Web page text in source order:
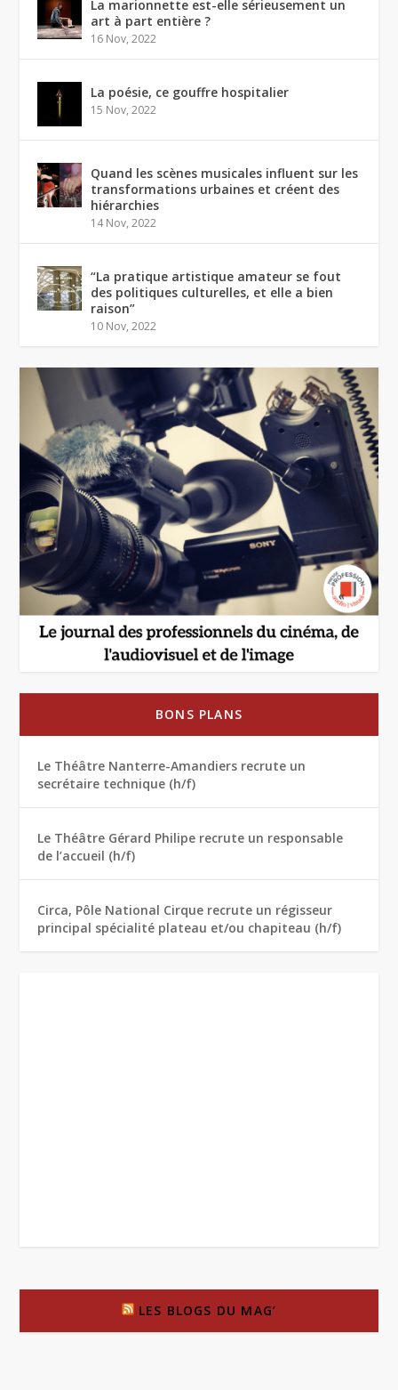
La marionnette est-elle sérieusement un
art à part entière ?
16 Nov, 2022
La poésie, ce gouffre hospitalier
15 Nov, 2022
Quand les scènes musicales influent sur les
transformations urbaines et créent des
hiérarchies
14 Nov, 2022
“La pratique artistique amateur se fout
des politiques culturelles, et elle a bien
raison”
10 Nov, 2022
BONS PLANS
Le Théâtre Nanterre-Amandiers recrute un
secrétaire technique (h/f)
Le Théâtre Gérard Philipe recrute un responsable
de l’accueil (h/f)
Circa, Pôle National Cirque recrute un régisseur
principal spécialité plateau et/ou chapiteau (h/f)
LES BLOGS DU MAG’